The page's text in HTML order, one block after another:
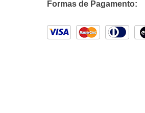
Formas de Pagamento: